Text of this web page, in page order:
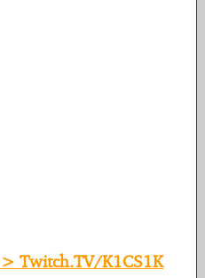
Twitch.TV/K1CS1K